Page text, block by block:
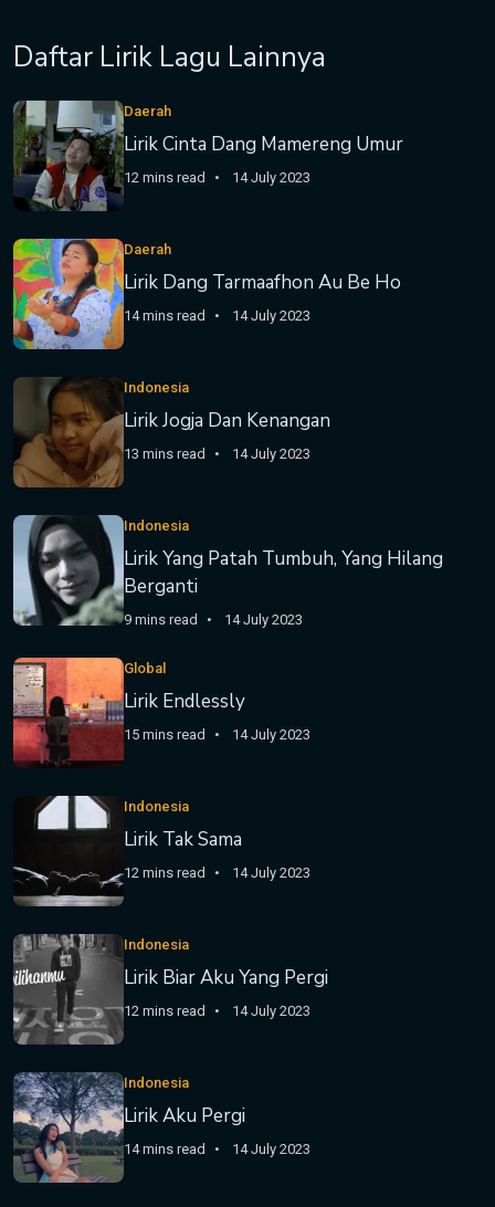
Daftar Lirik Lagu Lainnya
Daerah
Lirik Cinta Dang Mamereng Umur
12 mins read 14 July 2023
Daerah
Lirik Dang Tarmaafhon Au Be Ho
14 mins read 14 July 2023
Indonesia
Lirik Jogja Dan Kenangan
13 mins read 14 July 2023
Indonesia
Lirik Yang Patah Tumbuh, Yang Hilang
Berganti
9 mins read 14 July 2023
Global
Lirik Endlessly
15 mins read 14 July 2023
Indonesia
Lirik Tak Sama
12 mins read 14 July 2023
Indonesia
Lirik Biar Aku Yang Pergi
12 mins read 14 July 2023
Indonesia
Lirik Aku Pergi
14 mins read 14 July 2023